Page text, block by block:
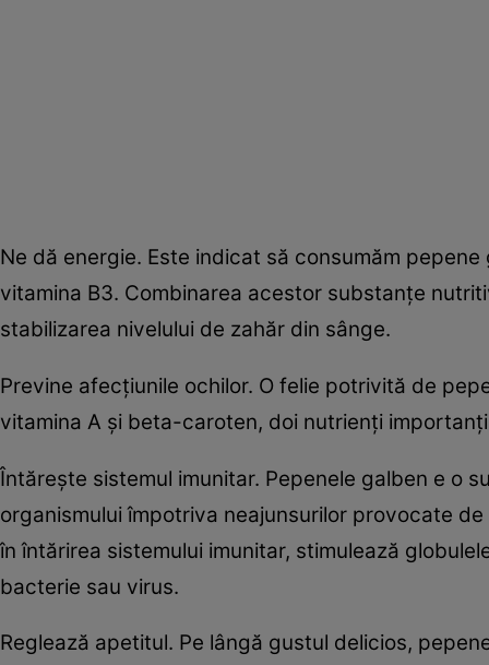
Ne dă energie. Este indicat să consumăm
vitamina B3. Combinarea acestor substanţe
stabilizarea nivelului de zahăr din sânge.
Previne afecţiunile ochilor. O felie potrivită de
vitamina A şi beta-caroten, doi nutrienţi
Întăreşte sistemul imunitar. Pepenele galben e o
organismului împotriva neajunsurilor provocate
în întărirea sistemului imunitar, stimulează
bacterie sau virus.
Reglează apetitul. Pe lângă gustul delicios,